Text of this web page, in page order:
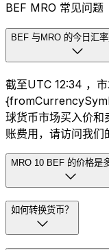
BEF MRO 常见问题
BEF 与MRO 的今日汇率
截至UTC 12:34 ，
球货币市场买入价
账费用，请访问我们
MRO 10 BEF 的价格是
如何转换货币？